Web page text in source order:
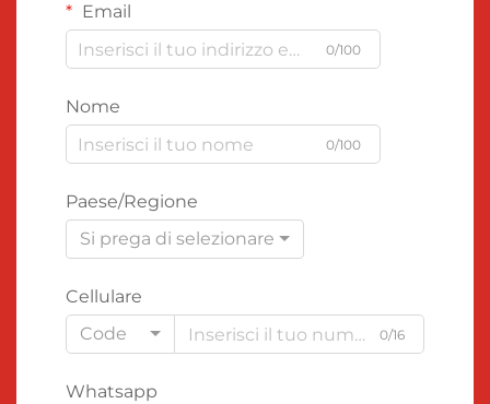
Email
0/100
Nome
0/100
Paese/Regione
Si prega di selezionare
Cellulare
Code
0/16
Whatsapp